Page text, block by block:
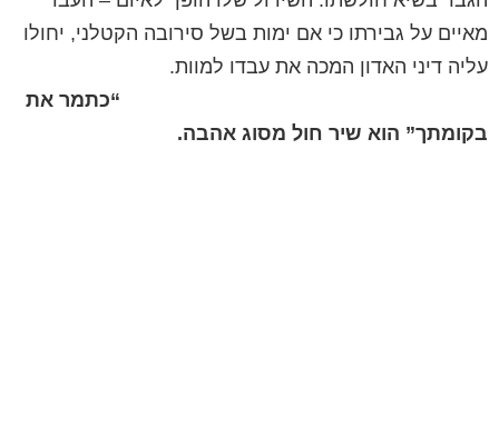
מאיים על גבירתו כי אם ימות בשל סירובה הקטלני, יחולו
עליה דיני האדון המכה את עבדו למוות.
“כתמר את
בקומתך” הוא שיר חול מסוג אהבה.